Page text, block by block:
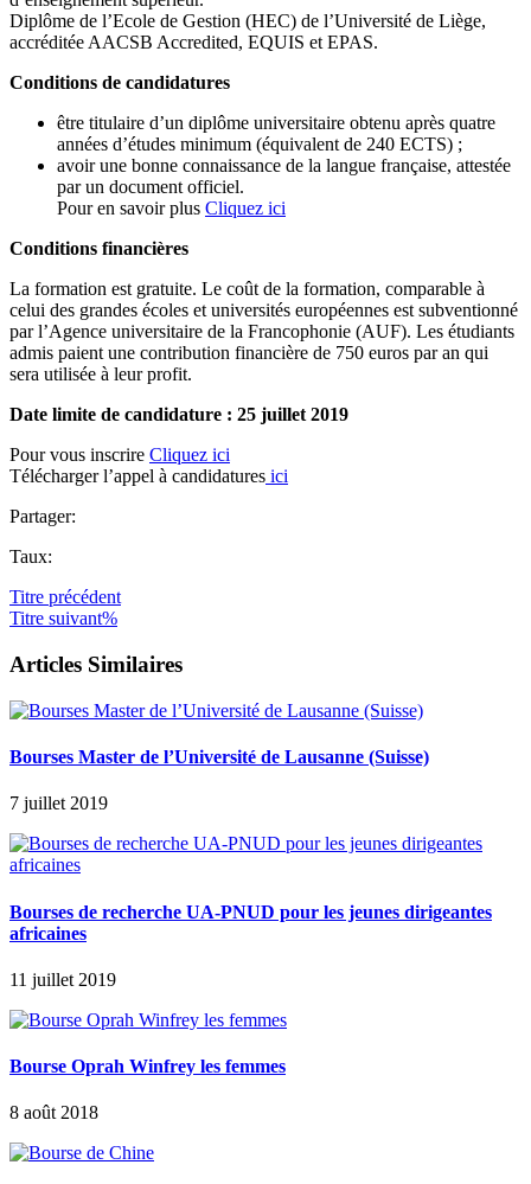
Diplôme de l’Ecole de Gestion (HEC) de l’Université de Liège,
accréditée AACSB Accredited, EQUIS et EPAS.
Conditions de candidatures
être titulaire d’un diplôme universitaire obtenu après quatre
années d’études minimum (équivalent de 240 ECTS) ;
avoir une bonne connaissance de la langue française, attestée
par un document officiel.
Pour en savoir plus Cliquez ici
Conditions financières
La formation est gratuite. Le coût de la formation, comparable à
celui des grandes écoles et universités européennes est subventionné
par l’Agence universitaire de la Francophonie (AUF). Les étudiants
admis paient une contribution financière de 750 euros par an qui
sera utilisée à leur profit.
Date limite de candidature : 25 juillet 2019
Pour vous inscrire Cliquez ici
Télécharger l’appel à candidatures ici
Partager:
Taux:
Titre précédent
Titre suivant%
Articles Similaires
Bourses Master de l’Université de Lausanne (Suisse)
7 juillet 2019
Bourses de recherche UA-PNUD pour les jeunes dirigeantes
africaines
11 juillet 2019
Bourse Oprah Winfrey les femmes
8 août 2018